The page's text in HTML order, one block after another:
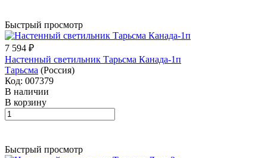
Быстрый просмотр
7 594 ₽
Настенный светильник Тарьсма Канада-1п
Тарьсма (Россия)
Код: 007379
В наличии
В корзину
Быстрый просмотр